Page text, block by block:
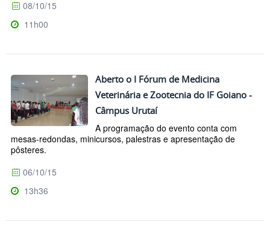
08/10/15
11h00
Aberto o I Fórum de Medicina
Veterinária e Zootecnia do IF Goiano -
Câmpus Urutaí
A programação do evento conta com
mesas-redondas, minicursos, palestras e apresentação de
pôsteres.
06/10/15
13h36